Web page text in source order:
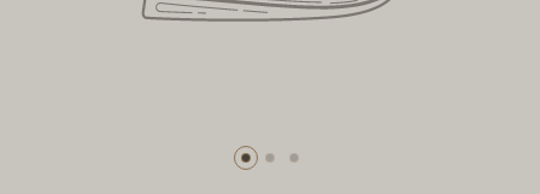
BUTTON LABELBUTTON LABEL